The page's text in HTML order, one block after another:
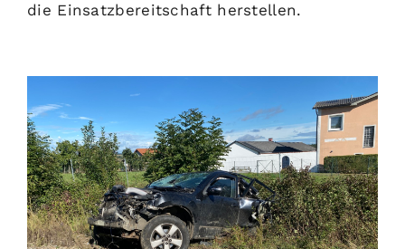
die Einsatzbereitschaft herstellen.